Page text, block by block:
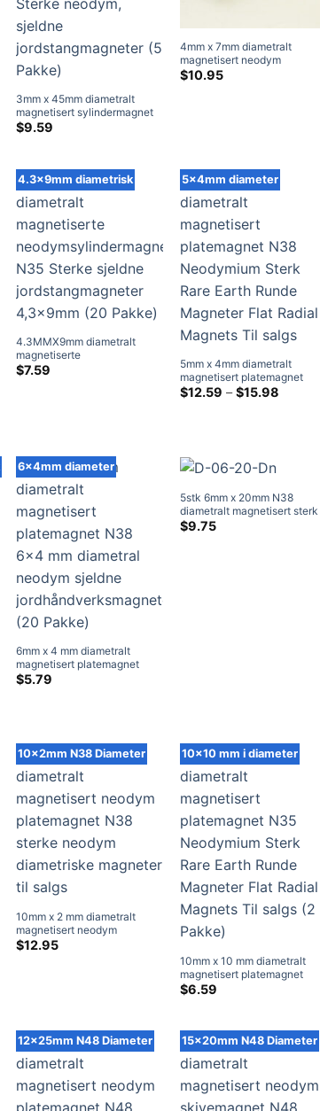
3mm x 45mm diametralt
magnetisert sylindermagnet
N50 diametriske magneter
$9.59
4mm x 7mm diametralt
magnetisert neodym
stangmagnet N38UH Sterke
neodym diametriske
$10.95
4.3x9mm diametrisk
4.3MMX9mm diametralt
magnetiserte
neodymsylindermagneter
$7.59
5x4mm diameter
5mm x 4mm diametralt
magnetisert platemagnet
N38 Neodymium Sterk Rare
$12.59 – $15.98
6x4mm diameter
6mm x 4 mm diametralt
magnetisert platemagnet
N38 6x4 mm diametral
$5.79
5stk 6mm x 20mm N38
diametralt magnetisert sterk
sylindermagnet Rare Earth
Neodymium Rod Magnets
$9.75
10x2mm N38 Diameter
10mm x 2 mm diametralt
magnetisert neodym
platemagnet N38 sterke
neodym diametriske
$12.95
10x10 mm i diameter
10mm x 10 mm diametralt
magnetisert platemagnet
N35 Neodymium Sterk Rare
Earth Runde Magneter Flat
$6.59
12x25mm N48 Diameter 15x20mm N48 Diameter